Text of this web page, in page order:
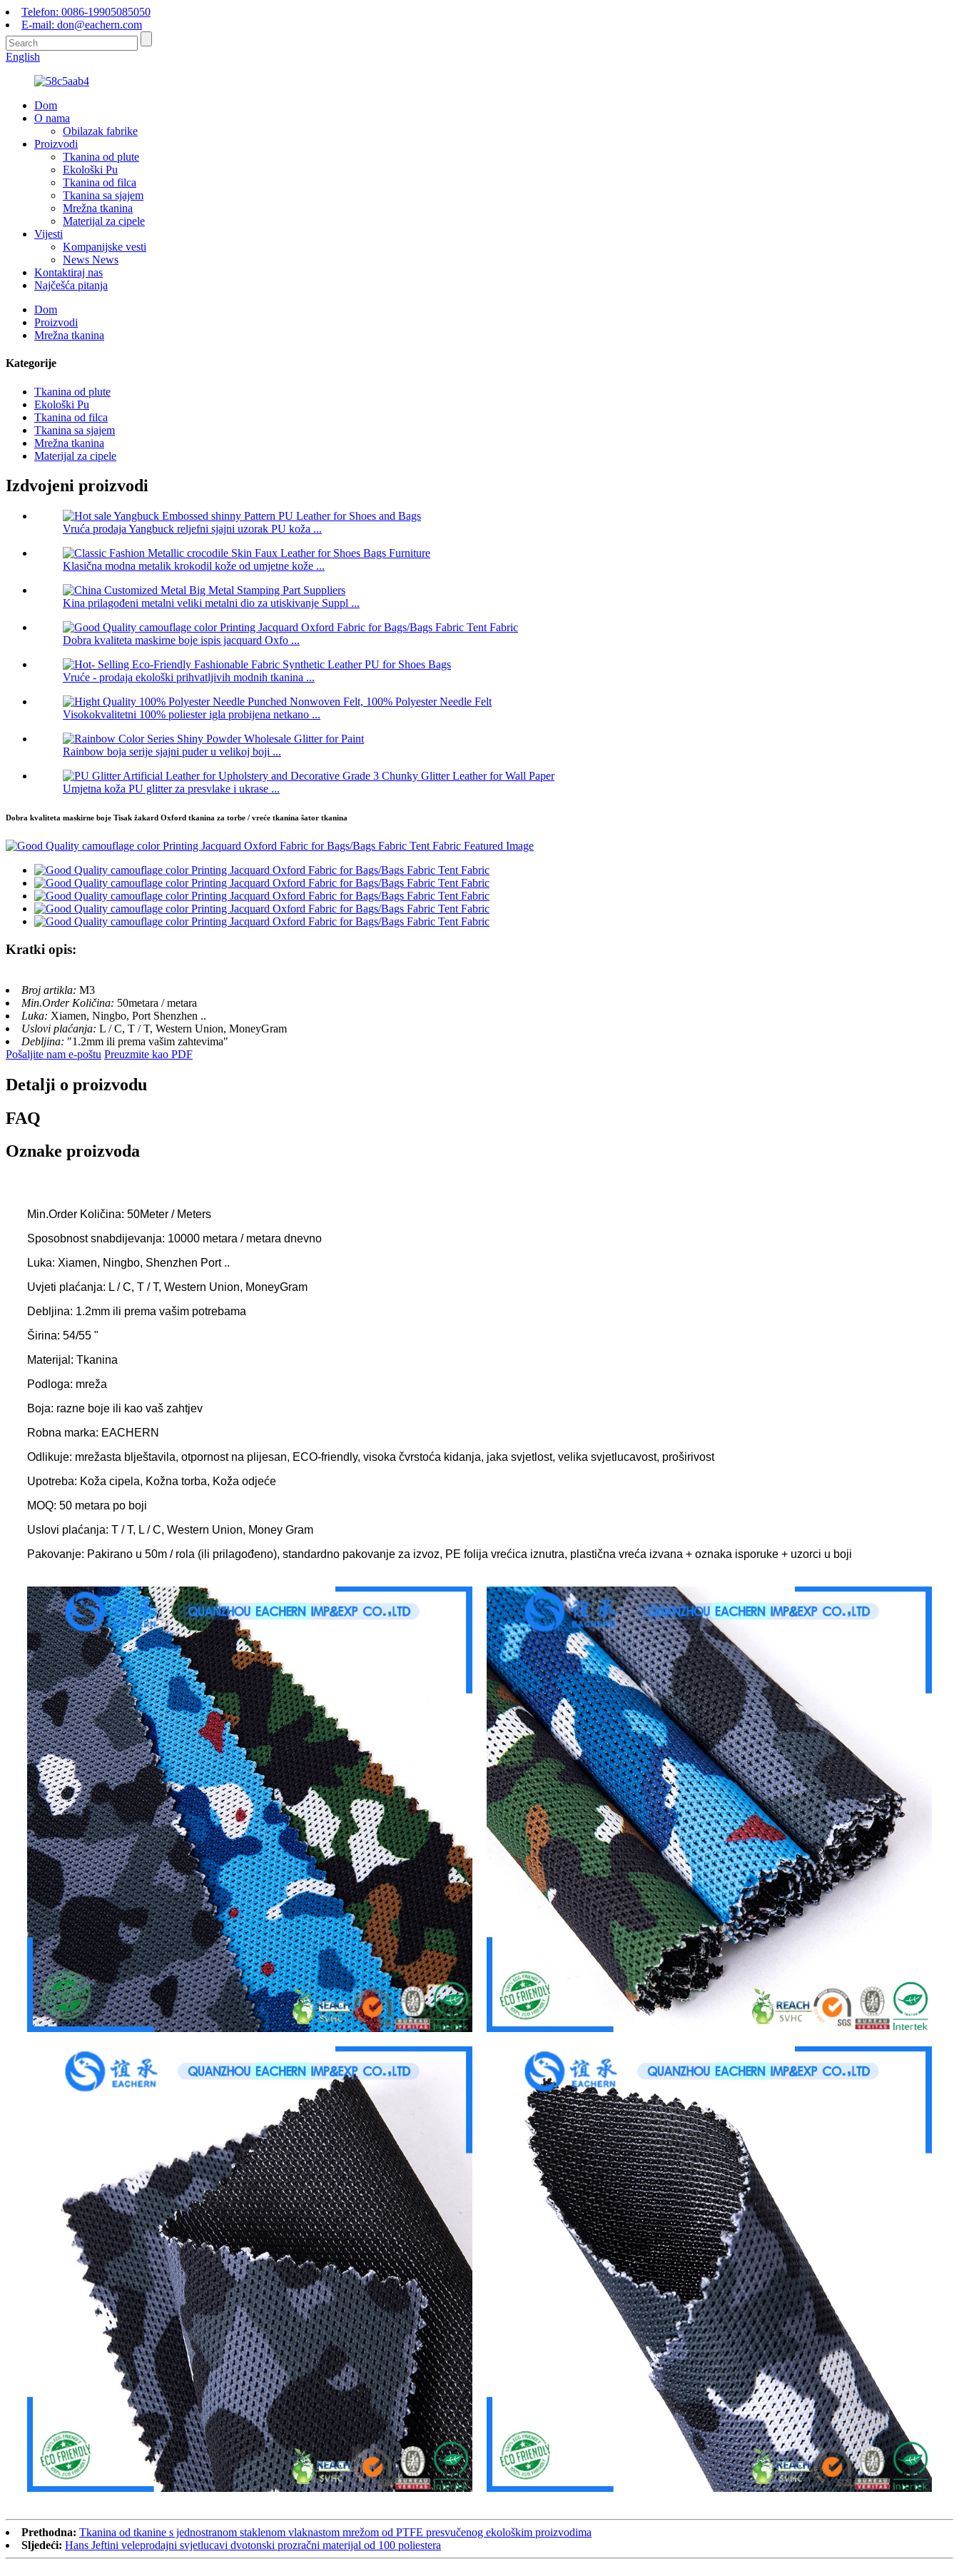
Telefon: 0086-19905085050
E-mail: don@eachern.com
English
Dom
O nama
Obilazak fabrike
Proizvodi
Tkanina od plute
Ekološki Pu
Tkanina od filca
Tkanina sa sjajem
Mrežna tkanina
Materijal za cipele
Vijesti
Kompanijske vesti
News News
Kontaktiraj nas
Najčešća pitanja
Dom
Proizvodi
Mrežna tkanina
Kategorije
Tkanina od plute
Ekološki Pu
Tkanina od filca
Tkanina sa sjajem
Mrežna tkanina
Materijal za cipele
Izdvojeni proizvodi
Vruća prodaja Yangbuck reljefni sjajni uzorak PU koža ...
Klasična modna metalik krokodil kože od umjetne kože ...
Kina prilagođeni metalni veliki metalni dio za utiskivanje Suppl ...
Dobra kvaliteta maskirne boje ispis jacquard Oxfo ...
Vruće - prodaja ekološki prihvatljivih modnih tkanina ...
Visokokvalitetni 100% poliester igla probijena netkano ...
Rainbow boja serije sjajni puder u velikoj boji ...
Umjetna koža PU glitter za presvlake i ukrase ...
Dobra kvaliteta maskirne boje Tisak žakard Oxford tkanina za torbe / vreće tkanina šator tkanina
Kratki opis:
Broj artikla: M3
Min.Order Količina: 50metara / metara
Luka: Xiamen, Ningbo, Port Shenzhen ..
Uslovi plaćanja: L / C, T / T, Western Union, MoneyGram
Debljina: "1.2mm ili prema vašim zahtevima"
Pošaljite nam e-poštu Preuzmite kao PDF
Detalji o proizvodu
FAQ
Oznake proizvoda
Min.Order Količina: 50Meter / Meters
Sposobnost snabdijevanja: 10000 metara / metara dnevno
Luka: Xiamen, Ningbo, Shenzhen Port ..
Uvjeti plaćanja: L / C, T / T, Western Union, MoneyGram
Debljina: 1.2mm ili prema vašim potrebama
Širina: 54/55 "
Materijal: Tkanina
Podloga: mreža
Boja: razne boje ili kao vaš zahtjev
Robna marka: EACHERN
Odlikuje: mrežasta blještavila, otpornost na plijesan, ECO-friendly, visoka čvrstoća kidanja, jaka svjetlost, velika svjetlucavost, proširivost
Upotreba: Koža cipela, Kožna torba, Koža odjeće
MOQ: 50 metara po boji
Uslovi plaćanja: T / T, L / C, Western Union, Money Gram
Pakovanje: Pakirano u 50m / rola (ili prilagođeno), standardno pakovanje za izvoz, PE folija vrećica iznutra, plastična vreća izvana + oznaka isporuke + uzorci u boji
Prethodna: Tkanina od tkanine s jednostranom staklenom vlaknastom mrežom od PTFE presvučenog ekološkim proizvodima
Sljedeći: Hans Jeftini veleprodajni svjetlucavi dvotonski prozračni materijal od 100 poliestera